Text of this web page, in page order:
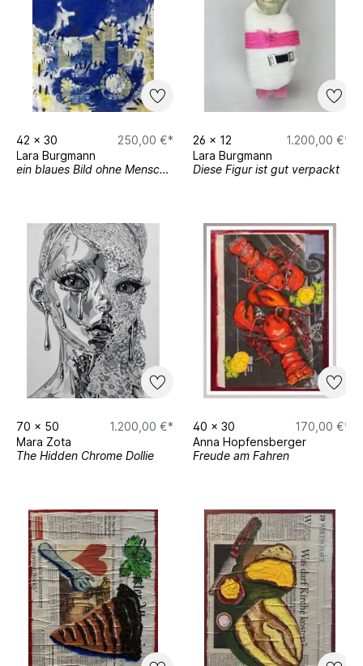
42 x 30
250,00 €*
Lara Burgmann
ein blaues Bild ohne Menschen
26 x 12
1.200,00 €*
Lara Burgmann
Diese Figur ist gut verpackt
70 x 50
1.200,00 €*
Mara Zota
The Hidden Chrome Dollie
40 x 30
170,00 €*
Anna Hopfensberger
Freude am Fahren